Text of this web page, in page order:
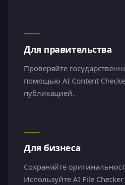
Для правительства
Проверяйте
помощью AI Content
публикацией.
Для бизнеса
Сохраняйте
Используйте AI File